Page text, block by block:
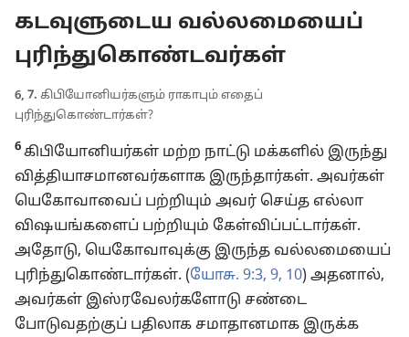
கடவுளுடைய வல்லமையைப்
புரிந்துகொண்டவர்கள்
6, 7. கிபியோனியர்களும் ராகாபும் எதைப்
புரிந்துகொண்டார்கள்?
6கிபியோனியர்கள் மற்ற நாட்டு மக்களில் இருந்து
வித்தியாசமானவர்களாக இருந்தார்கள். அவர்கள்
யெகோவாவைப் பற்றியும் அவர் செய்த எல்லா
விஷயங்களைப் பற்றியும் கேள்விப்பட்டார்கள்.
அதோடு, யெகோவாவுக்கு இருந்த வல்லமையைப்
புரிந்துகொண்டார்கள். (யோசு. 9:3, 9, 10) அதனால்,
அவர்கள் இஸ்ரவேலர்களோடு சண்டை
போடுவதற்குப் பதிலாக சமாதானமாக இருக்க